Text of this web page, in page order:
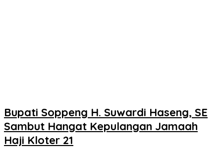
Bupati Soppeng H. Suwardi Haseng, SE
Sambut Hangat Kepulangan Jamaah
Haji Kloter 21